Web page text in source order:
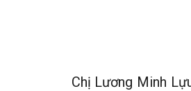
Chị Lương Minh